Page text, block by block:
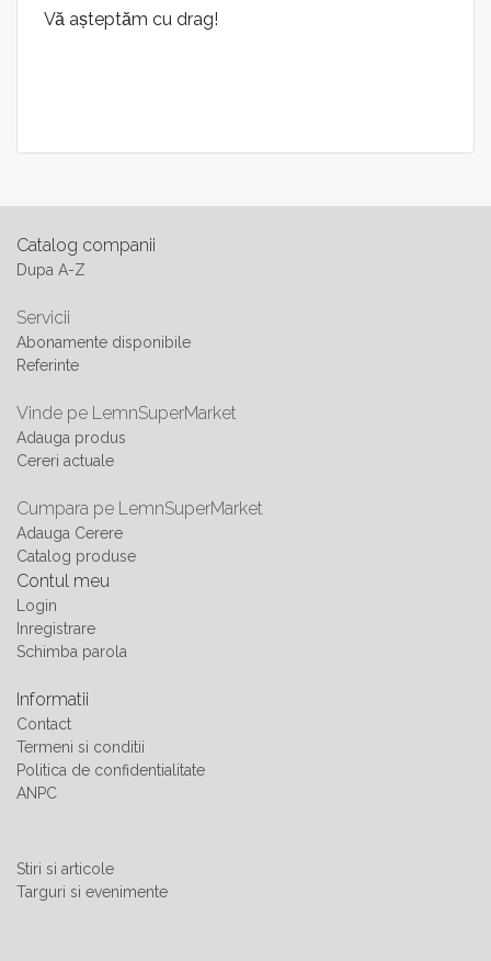
Vă așteptăm cu drag!
Catalog companii
Dupa A-Z
Servicii
Abonamente disponibile
Referinte
Vinde pe LemnSuperMarket
Adauga produs
Cereri actuale
Cumpara pe LemnSuperMarket
Adauga Cerere
Catalog produse
Contul meu
Login
Inregistrare
Schimba parola
Informatii
Contact
Termeni si conditii
Politica de confidentialitate
ANPC
Stiri si articole
Targuri si evenimente